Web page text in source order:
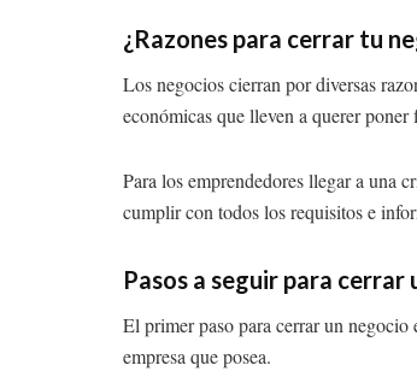
¿Razones para cerrar tu
Los negocios cierran por diversas
económicas que lleven a querer poner
Para los emprendedores llegar a una
cumplir con todos los requisitos e
Pasos a seguir para cerrar
El primer paso para cerrar un
empresa que posea.